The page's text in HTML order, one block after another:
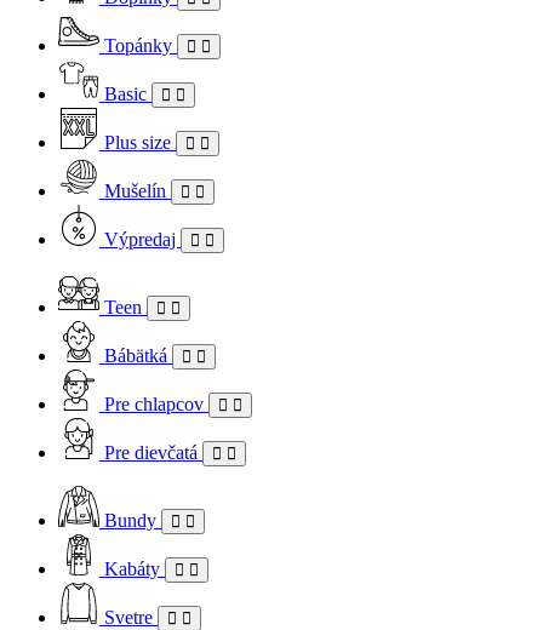
Topánky
Basic
Plus size
Mušelín
Výpredaj
Teen
Bábätká
Pre chlapcov
Pre dievčatá
Bundy
Kabáty
Svetre